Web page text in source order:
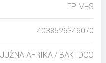
FP M+S
4038526346070
JUŽNA AFRIKA / BAKI DOO